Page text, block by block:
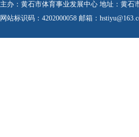
主办：黄石市体育事业发展中心 地址：黄石
网站标识码：4202000058 邮箱：